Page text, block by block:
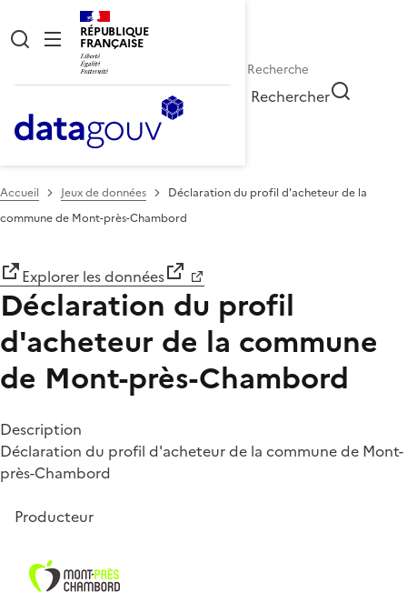
RÉPUBLIQUE
FRANÇAISE
Rechercher
Accueil Jeux de données
Déclaration du profil d'acheteur de la
commune de Mont-près-Chambord
Explorer les données
Déclaration du profil
d'acheteur de la commune
de Mont-près-Chambord
Description
Déclaration du profil d'acheteur de la commune de Mont-
près-Chambord
Producteur